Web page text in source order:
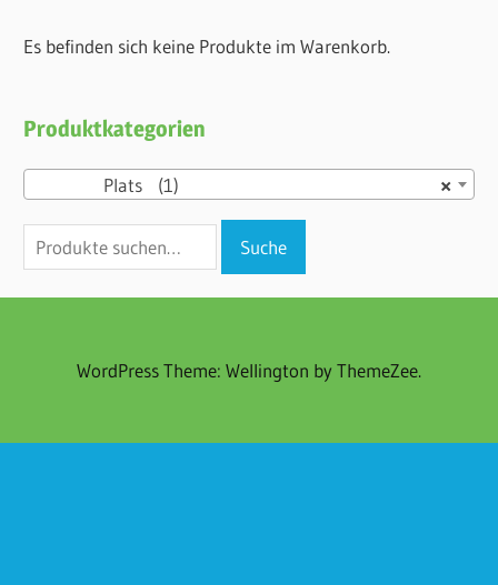
Es befinden sich keine Produkte im Warenkorb.
Produktkategorien
×
Plats (1)
nach:
Suche
WordPress Theme: Wellington by ThemeZee.